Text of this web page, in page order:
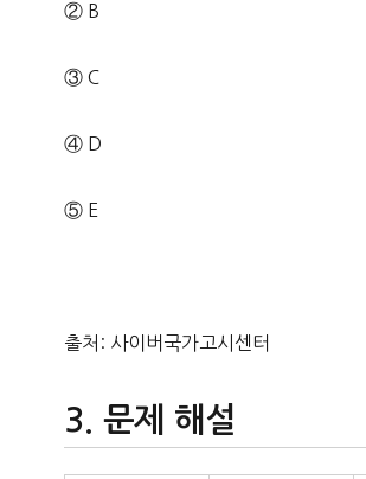
② B
③ C
④ D
⑤ E
출처: 사이버국가고시센터
문제 해설